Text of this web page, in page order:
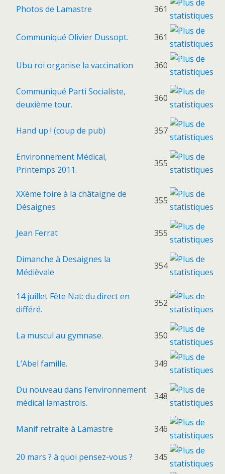
Photos de Lamastre 361
Communiqué Olivier Dussopt. 361
Ubu roi organise la vaccination 360
Communiqué Parti Socialiste,
deuxième tour.
360
Hand up ! (coup de pub) 357
Environnement Médical,
Printemps 2011.
355
XXème foire à la châtaigne de
Désaignes
355
Jean Ferrat 355
Dimanche à Desaignes la
Médièvale
354
14 juillet Fête Nat: du direct en
différé.
352
La muscul au gymnase. 350
L’Abel famille. 349
Du nouveau dans l’environnement
médical lamastrois.
348
Manif retraite à Lamastre 346
20 mars ? à quoi pensez-vous ? 345